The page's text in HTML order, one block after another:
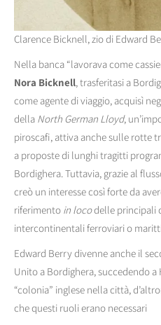
Clarence Bicknell, zio di Edward
Nella banca “lavorava come
Nora Bicknell, trasferitasi a
come agente di viaggio, acquisì
della North German Lloyd,
piroscafi, attiva anche sulle rotte
a proposte di lunghi tragitti
Bordighera. Tuttavia, grazie al
creò un interesse così forte da
riferimento in locodelle principali
intercontinentali ferroviari o
Edward Berry divenne anche il
Unito a Bordighera, succedendo a
“colonia” inglese nella città,
che questi ruoli erano necessari